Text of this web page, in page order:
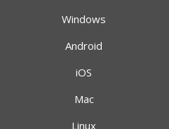
Windows
Android
iOS
Mac
Linux